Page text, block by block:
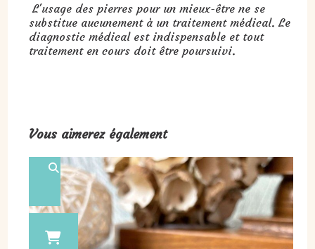
L'usage des pierres pour un mieux-être ne se
substitue aucunement à un traitement médical. Le
diagnostic médical est indispensable et tout
traitement en cours doit être poursuivi.
Vous aimerez également